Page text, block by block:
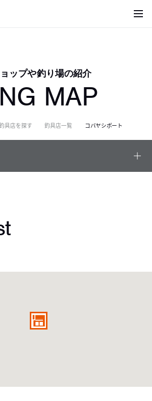
サイ
ップや釣り場の紹介
MAP
具店を探す 釣具店一覧 コバヤシボート